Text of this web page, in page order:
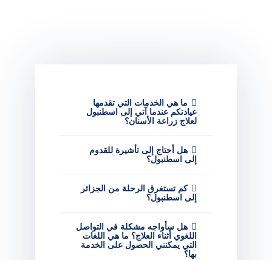
ما هي الخدمات التي تقدمها
عيادتكم عندما آتي إلى اسطنبول
لعلاج زراعة الأسنان؟
هل أحتاج إلى تأشيرة للقدوم
إلى اسطنبول؟
كم تستغرق الرحلة من الجزائر
إلى اسطنبول؟
هل سأواجه مشكلة في التواصل
اللغوي أثناء العلاج؟ ما هي اللغات
التي يمكنني الحصول على الخدمة
بها؟